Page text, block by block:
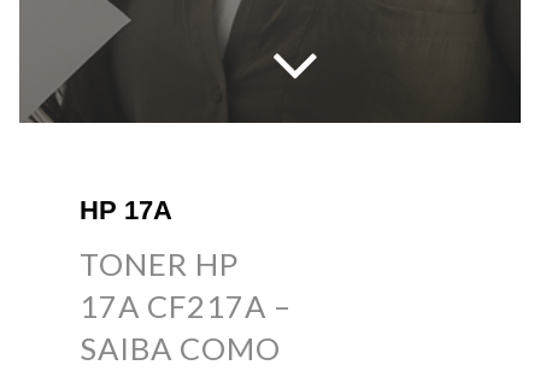
HP 17A
TONER HP
17A CF217A –
SAIBA COMO